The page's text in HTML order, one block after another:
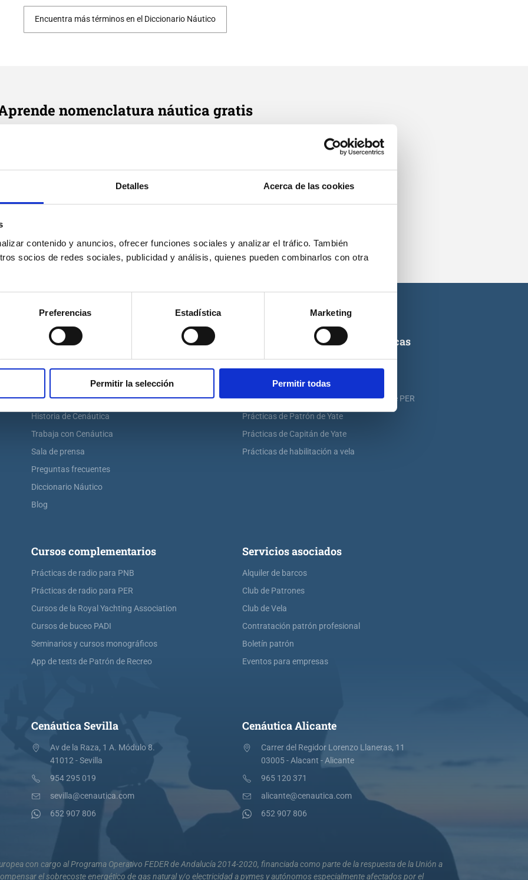
Detalles Acerca de las cookies
contenido y anuncios, ofrecer funciones sociales y analizar el tráfico. También
socios de redes sociales, publicidad y análisis, quienes pueden combinarlos con otra
Preferencias Estadística Marketing
Permitir la selección Permitir todas
Encuentra más términos en el Diccionario Náutico
nomenclatura náutica gratis
Email*
Cenáutica
Escuela náutica virtual
Contacta con Cenáutica
Historia de Cenáutica
Trabaja con Cenáutica
Sala de prensa
Preguntas frecuentes
Diccionario Náutico
Blog
Prácticas de titulaciones náuticas
Prácticas de PER
Prácticas de ampliación de atribuciones de PER
Prácticas de Patrón de Yate
Prácticas de Capitán de Yate
Prácticas de habilitación a vela
Cursos complementarios
Prácticas de radio para PNB
Prácticas de radio para PER
Cursos de la Royal Yachting Association
Cursos de buceo PADI
Seminarios y cursos monográficos
App de tests de Patrón de Recreo
Servicios asociados
Alquiler de barcos
Club de Patrones
Club de Vela
Contratación patrón profesional
Boletín patrón
Eventos para empresas
Cenáutica Sevilla
Av de la Raza, 1 A. Módulo 8.
41012 - Sevilla
954 295 019
sevilla@cenautica.com
652 907 806
Cenáutica Alicante
Carrer del Regidor Lorenzo Llaneras, 11
03005 - Alacant - Alicante
965 120 371
alicante@cenautica.com
652 907 806
con cargo al Programa Operativo FEDER de Andalucía 2014-2020, financiada como parte de la respuesta de la Unión a
el sobrecoste energético de gas natural y/o electricidad a pymes y autónomos especialmente afectados por el